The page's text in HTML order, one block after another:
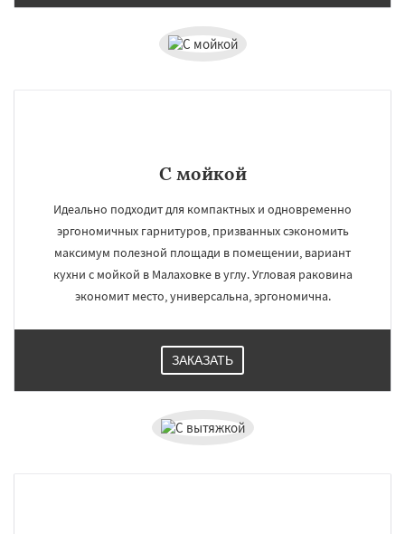
С мойкой
Идеально подходит для компактных и одновременно
эргономичных гарнитуров, призванных сэкономить
максимум полезной площади в помещении, вариант
кухни с мойкой в Малаховке в углу. Угловая раковина
экономит место, универсальна, эргономична.
ЗАКАЗАТЬ